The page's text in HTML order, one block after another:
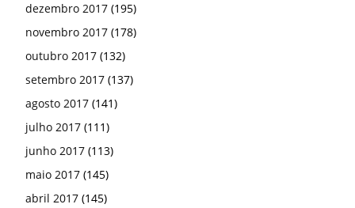
dezembro 2017 (195)
novembro 2017 (178)
outubro 2017 (132)
setembro 2017 (137)
agosto 2017 (141)
julho 2017 (111)
junho 2017 (113)
maio 2017 (145)
abril 2017 (145)